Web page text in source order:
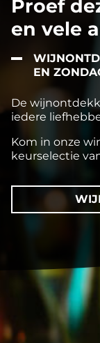
Proef
en vele
EN
De
iedere
Kom in onze
keurselectie